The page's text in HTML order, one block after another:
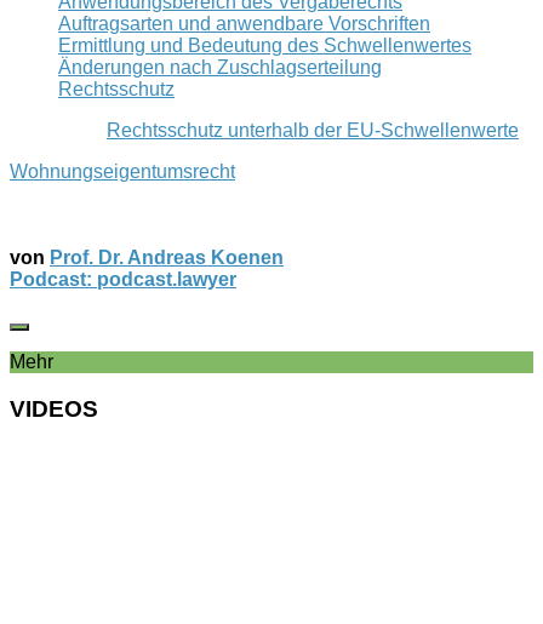
Auftragsarten und anwendbare Vorschriften
Ermittlung und Bedeutung des Schwellenwertes
Änderungen nach Zuschlagserteilung
Rechtsschutz
Rechtsschutz unterhalb der EU-Schwellenwerte
Wohnungseigentumsrecht
von Prof. Dr. Andreas Koenen
Podcast: podcast.lawyer
Mehr
VIDEOS